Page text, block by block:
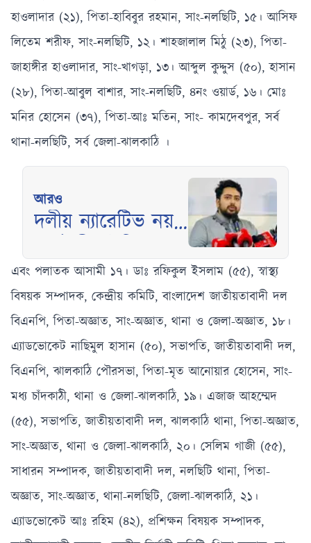
হাওলাদার (২১), পিতা-হাবিবুর রহমান, সাং-নলছিটি, ১৫। আসিফ
লিতেম শরীফ, সাং-নলছিটি, ১২। শাহজালাল মিঠু (২৩), পিতা-
জাহাঙ্গীর হাওলাদার, সাং-খাগড়া, ১৩। আব্দুল কুদ্দুস (৫০), হাসান
(২৮), পিতা-আবুল বাশার, সাং-নলছিটি, ৪নং ওয়ার্ড, ১৬। মোঃ
মনির হোসেন (৩৭), পিতা-আঃ মতিন, সাং- কামদেবপুর, সর্ব
থানা-নলছিটি, সর্ব জেলা-ঝালকাঠি ।
আরও
দলীয় ন্যারেটিভ নয়,
চাইলেন নাহিদ
ইসলাম
এবং পলাতক আসামী ১৭। ডাঃ রফিকুল ইসলাম (৫৫), স্বাস্থ্য
বিষয়ক সম্পাদক, কেন্দ্রীয় কমিটি, বাংলাদেশ জাতীয়তাবাদী দল
বিএনপি, পিতা-অজ্ঞাত, সাং-অজ্ঞাত, থানা ও জেলা-অজ্ঞাত, ১৮।
এ্যাডভোকেট নাছিমুল হাসান (৫০), সভাপতি, জাতীয়তাবাদী দল,
বিএনপি, ঝালকাঠি পৌরসভা, পিতা-মৃত আনোয়ার হোসেন, সাং-
মধ্য চাঁদকাঠী, থানা ও জেলা-ঝালকাঠি, ১৯। এজাজ আহম্মেদ
(৫৫), সভাপতি, জাতীয়তাবাদী দল, ঝালকাঠি থানা, পিতা-অজ্ঞাত,
সাং-অজ্ঞাত, থানা ও জেলা-ঝালকাঠি, ২০। সেলিম গাজী (৫৫),
সাধারন সম্পাদক, জাতীয়তাবাদী দল, নলছিটি থানা, পিতা-
অজ্ঞাত, সাং-অজ্ঞাত, থানা-নলছিটি, জেলা-ঝালকাঠি, ২১।
এ্যাডভোকেট আঃ রহিম (৪২), প্রশিক্ষন বিষয়ক সম্পাদক,